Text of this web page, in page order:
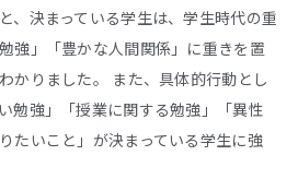
、決まっている学生は、学生時代の重
強」「豊かな人間関係」に重きを置
かりました。 また、具体的行動とし
勉強」「授業に関する勉強」「異性
たいこと」が決まっている学生に強